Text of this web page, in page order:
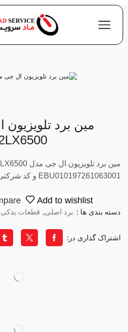
مین برد
EBU010197261063001 و کد شرکتی EAX62079205
Add to wishlist
دسته بندی ها : برد اصلی, قطعات
اشتراک گذاری در: